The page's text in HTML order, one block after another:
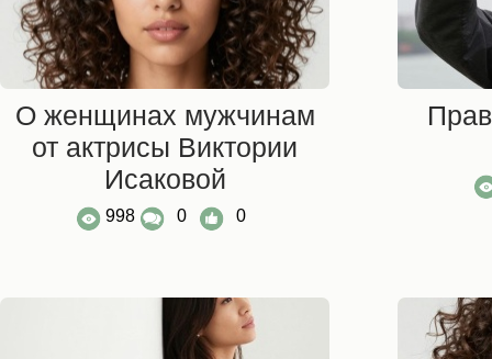
О женщинах мужчинам
от актрисы Виктории
Исаковой
998 0 0